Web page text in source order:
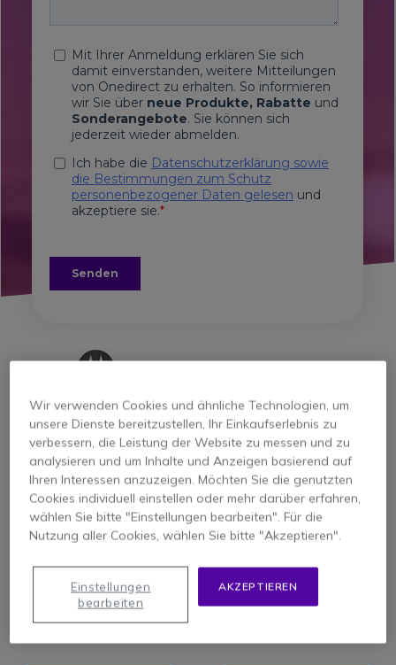
Über 25 Jahre Erfahrung
Tausende erfolgreich betreute
Unternehmen
Wir verwenden Cookies und ähnliche Technologien, um
unsere Dienste bereitzustellen, Ihr Einkaufserlebnis zu
verbessern, die Leistung der Website zu messen und zu
analysieren und um Inhalte und Anzeigen basierend auf
Ihren Interessen anzuzeigen. Möchten Sie die genutzten
Cookies individuell einstellen oder mehr darüber erfahren,
wählen Sie bitte "Einstellungen bearbeiten". Für die
Nutzung aller Cookies, wählen Sie bitte "Akzeptieren".
AKZEPTIEREN
Einstellungen
bearbeiten